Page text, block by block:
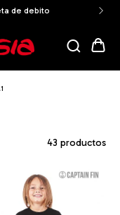
de los $159.999
43 productos